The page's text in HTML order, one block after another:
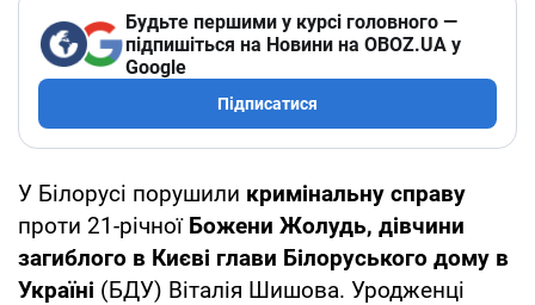
Будьте першими у курсі головного —
підпишіться на Новини на OBOZ.UA у
Google
Підписатися
У Білорусі порушили кримінальну справу
проти 21-річної Божени Жолудь, дівчини
загиблого в Києві глави Білоруського дому в
Україні (БДУ) Віталія Шишова. Уродженці